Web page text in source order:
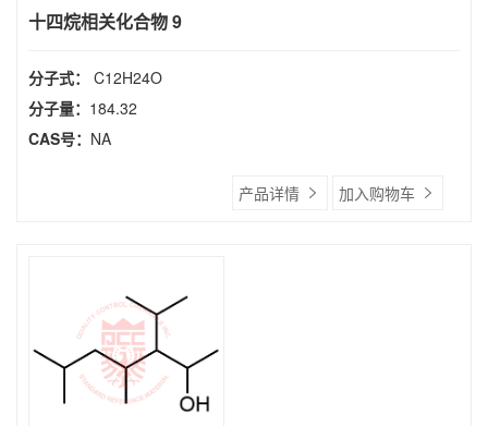
十四烷相关化合物 9
分子式： C12H24O
分子量： 184.32
CAS号： NA
产品详情 加入购物车